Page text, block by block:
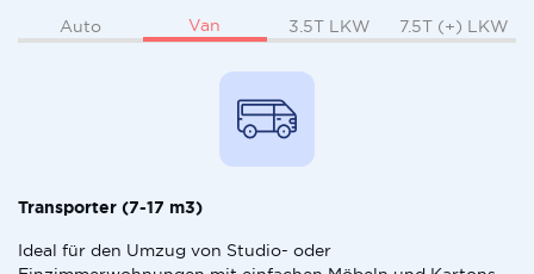
Auto Van 3.5T LKW 7.5T (+) LKW
Transporter (7-17 m3)
Ideal für den Umzug von Studio- oder